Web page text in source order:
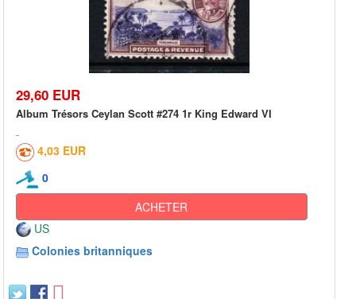
29,60 EUR
Album Trésors Ceylan Scott #274 1r King Edward VI
4,03 EUR
0
ACHETER
US
Colonies britanniques